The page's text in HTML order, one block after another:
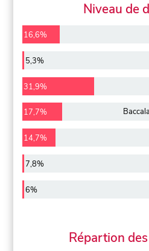
Niveau de
16,6%
5,3%
31,9%
17,7%
14,7%
7,8%
6%
Répartion